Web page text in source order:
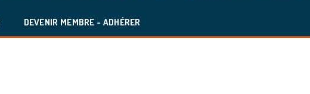
DEVENIR MEMBRE - ADHÉRER